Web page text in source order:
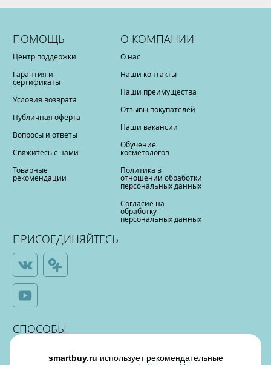
ПОМОЩЬ
Центр поддержки
Гарантия и
сертификаты
Условия возврата
Публичная оферта
Вопросы и ответы
Свяжитесь с нами
Товарные
рекомендации
О КОМПАНИИ
О нас
Наши контакты
Наши преимущества
Отзывы покупателей
Наши вакансии
Обучение
косметологов
Политика в
отношении обработки
персональных данных
Согласие на
обработку
персональных данных
ПРИСОЕДИНЯЙТЕСЬ
СПОСОБЫ
ОПЛАТЫ
smartbuy.ru использует рекомендательные